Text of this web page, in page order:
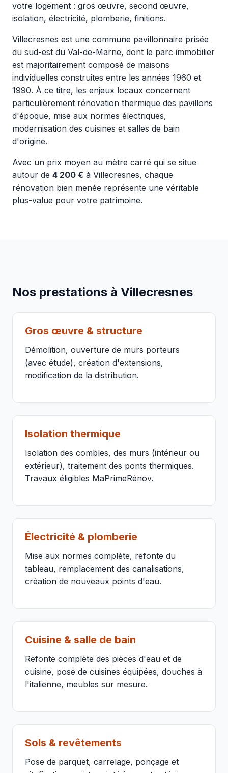
votre logement : gros œuvre, second œuvre,
isolation, électricité, plomberie, finitions.
Villecresnes est une commune pavillonnaire prisée
du sud-est du Val-de-Marne, dont le parc immobilier
est majoritairement composé de maisons
individuelles construites entre les années 1960 et
1990. À ce titre, les enjeux locaux concernent
particulièrement rénovation thermique des pavillons
d'époque, mise aux normes électriques,
modernisation des cuisines et salles de bain
d'origine.
Avec un prix moyen au mètre carré qui se situe
autour de 4 200 € à Villecresnes, chaque
rénovation bien menée représente une véritable
plus-value pour votre patrimoine.
Nos prestations à Villecresnes
Gros œuvre & structure
Démolition, ouverture de murs porteurs
(avec étude), création d'extensions,
modification de la distribution.
Isolation thermique
Isolation des combles, des murs (intérieur ou
extérieur), traitement des ponts thermiques.
Travaux éligibles MaPrimeRénov.
Électricité & plomberie
Mise aux normes complète, refonte du
tableau, remplacement des canalisations,
création de nouveaux points d'eau.
Cuisine & salle de bain
Refonte complète des pièces d'eau et de
cuisine, pose de cuisines équipées, douches à
l'italienne, meubles sur mesure.
Sols & revêtements
Pose de parquet, carrelage, ponçage et